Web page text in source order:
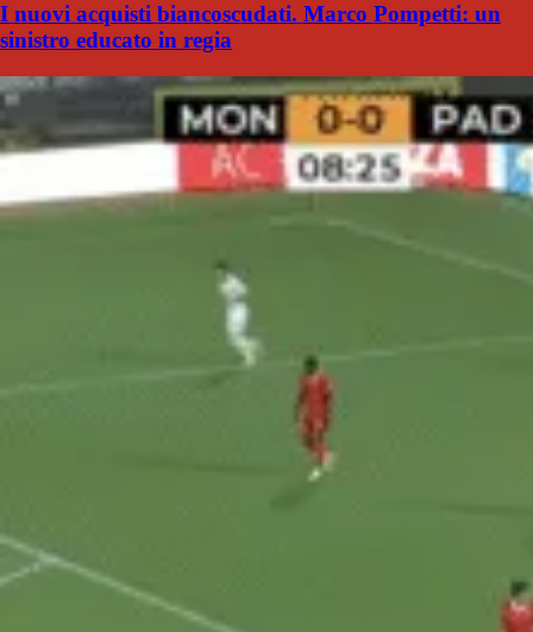
I nuovi acquisti biancoscudati. Marco Pompetti: un
sinistro educato in regia